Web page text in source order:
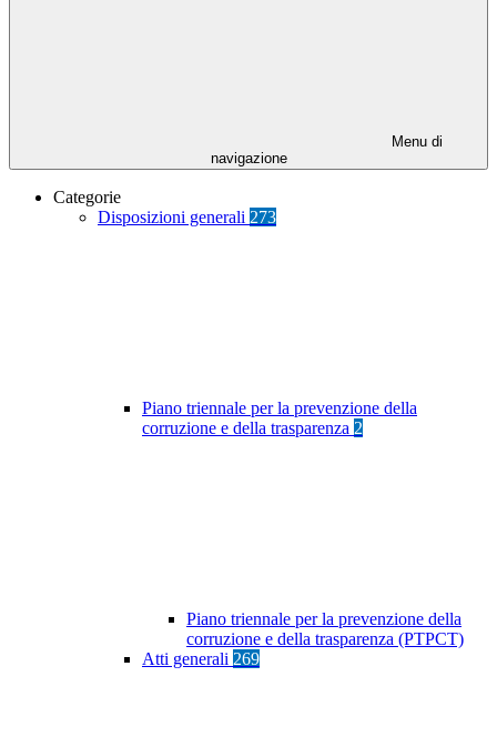
Menu di
navigazione
Categorie
Disposizioni generali 273
Piano triennale per la prevenzione della
corruzione e della trasparenza 2
Piano triennale per la prevenzione della
corruzione e della trasparenza (PTPCT)
Atti generali 269